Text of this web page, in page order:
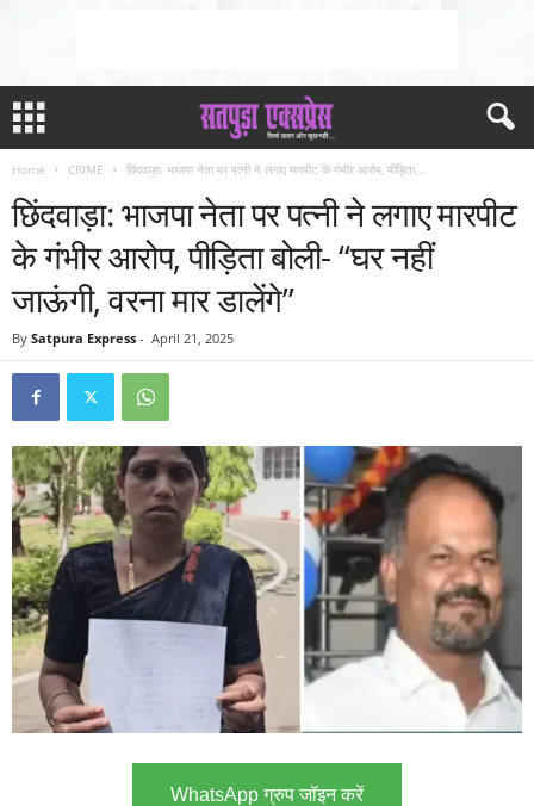
Home CRIME छिंदवाड़ा: भाजपा नेता पर पत्नी ने लगाए मारपीट के गंभीर आरोप, पीड़िता...
छिंदवाड़ा: भाजपा नेता पर पत्नी ने लगाए मारपीट
के गंभीर आरोप, पीड़िता बोली- “घर नहीं
जाऊंगी, वरना मार डालेंगे”
By Satpura Express - April 21, 2025
WhatsApp ग्रुप जॉइन करें